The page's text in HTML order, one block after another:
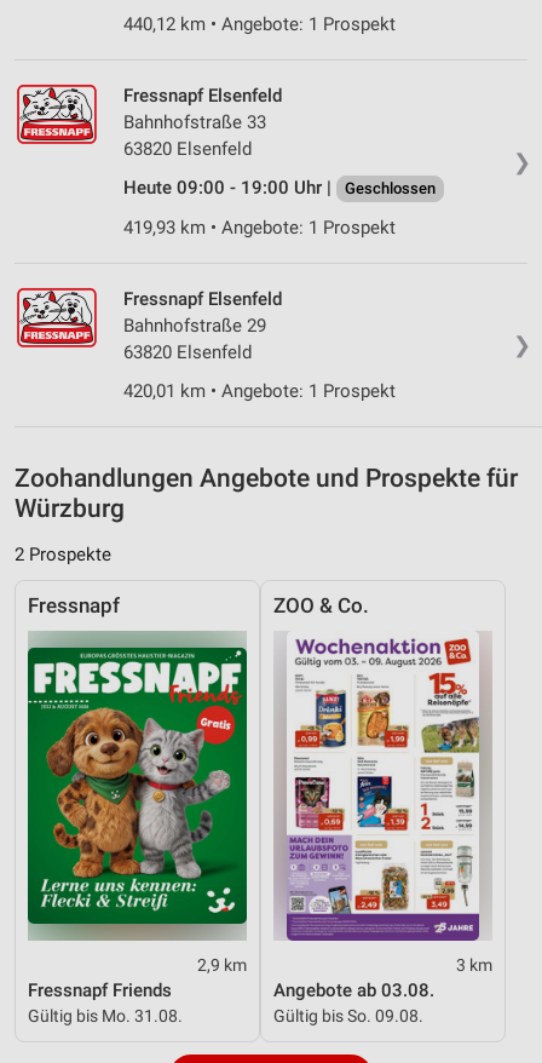
440,12 km • Angebote: 1 Prospekt
❯
Fressnapf Elsenfeld
Bahnhofstraße 33
63820 Elsenfeld
Heute 09:00 - 19:00 Uhr |
Geschlossen
419,93 km • Angebote: 1 Prospekt
❯
Fressnapf Elsenfeld
Bahnhofstraße 29
63820 Elsenfeld
420,01 km • Angebote: 1 Prospekt
Zoohandlungen Angebote und Prospekte für
Würzburg
2 Prospekte
Fressnapf
2,9 km
Fressnapf Friends
Gültig bis Mo. 31.08.
ZOO & Co.
3 km
Angebote ab 03.08.
Gültig bis So. 09.08.
Informationen identifizieren
Notwendig
Performance